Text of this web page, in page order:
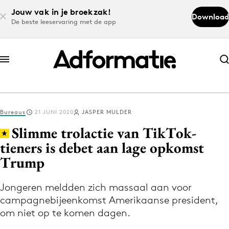
Jouw vak in je broekzak!
De beste leeservaring met de app
Download
Abonneer nu
Abonneer nu
Log in
Download de app
Volg het laatste nieuws via de Adformatie
Nieuws app
Bureaus 21 JUNI 2020 JASPER MULDER
Slimme trolactie van TikTok-
tieners is debet aan lage opkomst
Trump
Jongeren meldden zich massaal aan voor
campagnebijeenkomst Amerikaanse president,
om niet op te komen dagen.